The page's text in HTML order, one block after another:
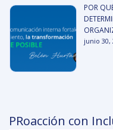
POR
junio 30,
PRoacción con